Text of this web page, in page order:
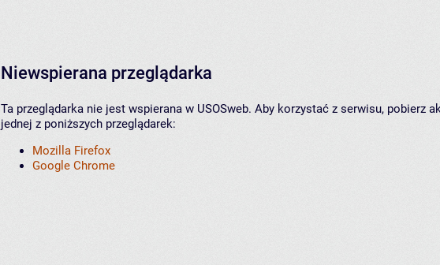
Niewspierana przeglądarka
Ta przeglądarka nie jest wspierana w USOSweb. Aby korzystać z serwisu, pobierz
jednej z poniższych przeglądarek:
Mozilla Firefox
Google Chrome